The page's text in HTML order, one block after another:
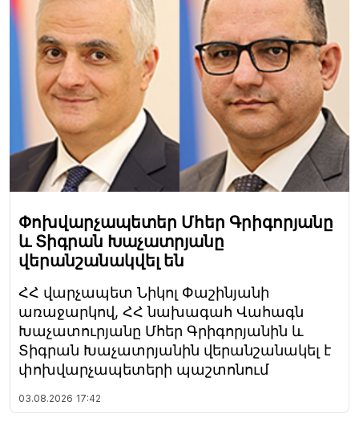
Փոխվարչապետեր Մհեր Գրիգորյանը
և Տիգրան Խաչատրյանը
վերանշանակվել են
ՀՀ վարչապետ Նիկոլ Փաշինյանի
առաջարկով, ՀՀ նախագահ Վահագն
Խաչատուրյանը Մհեր Գրիգորյանին և
Տիգրան Խաչատրյանին վերանշանակել է
փոխվարչապետերի պաշտոնում
03.08.2026 17:42